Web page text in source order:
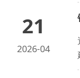
21
2026-04